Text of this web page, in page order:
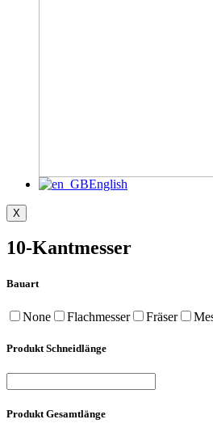
English
X
10-Kantmesser
Bauart
None Flachmesser Fräser
Produkt Schneidlänge
Produkt Gesamtlänge